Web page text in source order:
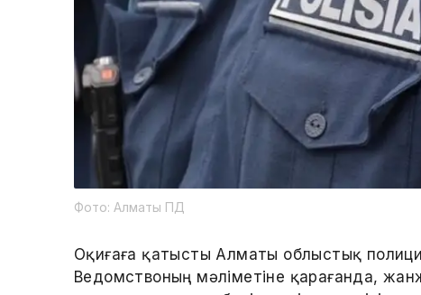
Фото: Алматы ПД
Оқиғаға қатысты Алматы облыстық
Ведомствоның мәліметіне қарағанда,